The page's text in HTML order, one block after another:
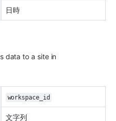
日時
data to a site in
workspace_id
文字列